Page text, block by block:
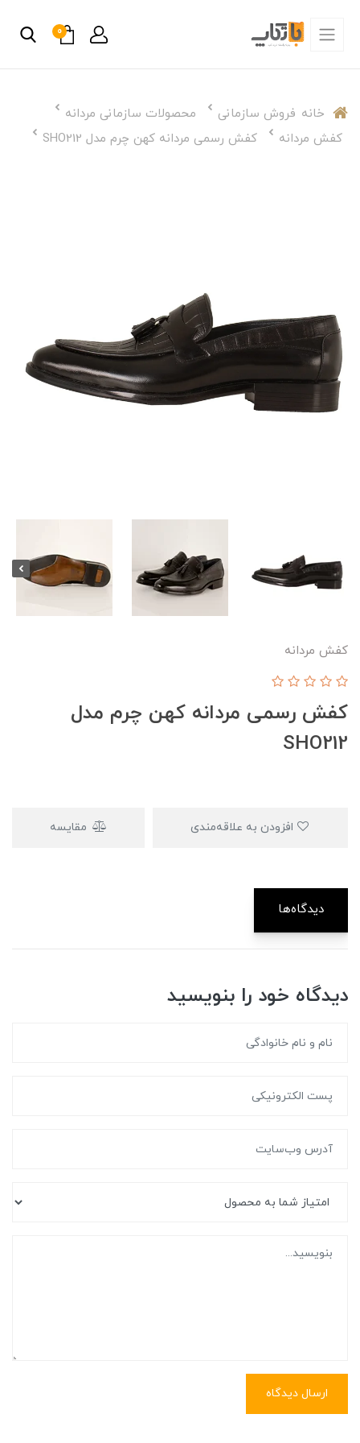
0
خانه فروش سازمانی
محصولات سازمانی مردانه
کفش مردانه
کفش رسمی مردانه کهن چرم مدل SHO212
کفش مردانه
کفش رسمی مردانه کهن چرم مدل
SHO212
مقایسه
دیدگاه‌ها
دیدگاه خود را بنویسید
ارسال دیدگاه